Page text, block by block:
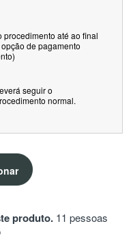
procedimento até ao final
de pagamento
seguir o
normal.
produto. 11 pessoas